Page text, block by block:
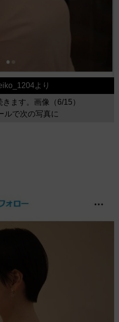
より
ます。画像（6/15）
ルで次の写真に